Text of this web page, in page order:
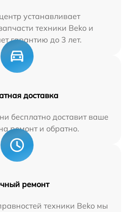
устанавливает
техники Beko и
гарантию до 3 лет.
доставка
бесплатно доставит ваше
ремонт и обратно.
ремонт
техники Beko мы